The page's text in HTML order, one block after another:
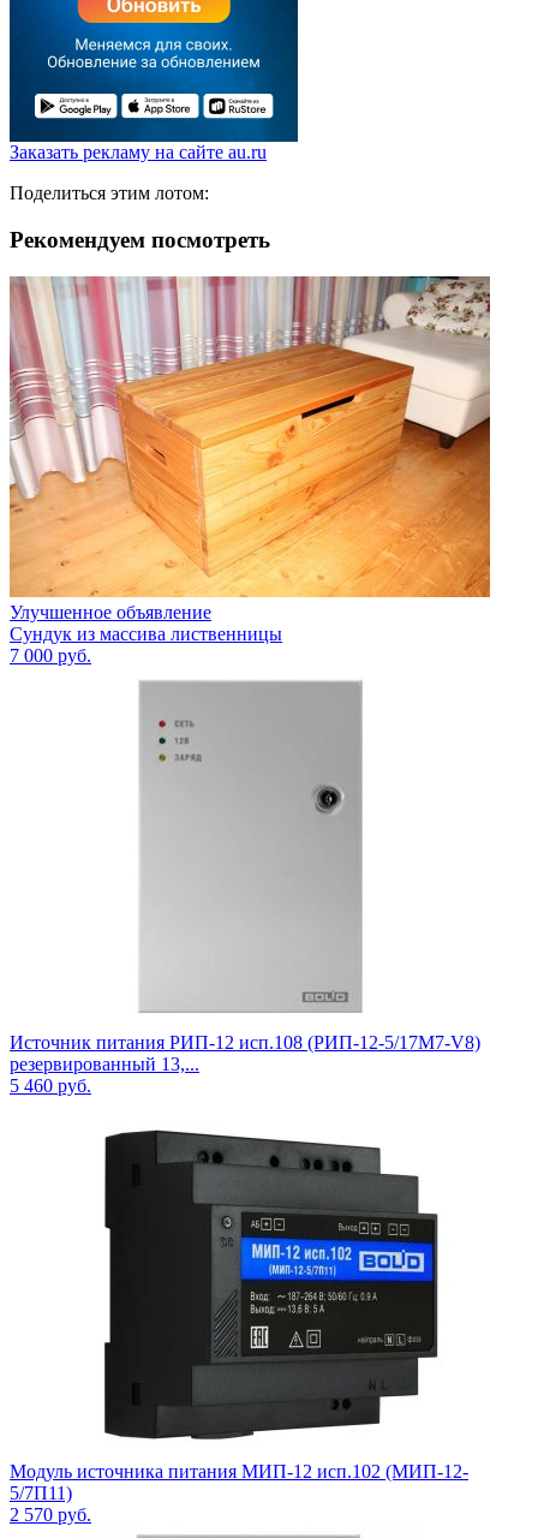
Заказать рекламу на сайте au.ru
Поделиться этим лотом:
Рекомендуем посмотреть
Улучшенное объявление
Сундук из массива лиственницы
7 000 руб.
Источник питания РИП-12 исп.108 (РИП-12-5/17М7-V8)
резервированный 13,...
5 460 руб.
Модуль источника питания МИП-12 исп.102 (МИП-12-
5/7П11)
2 570 руб.